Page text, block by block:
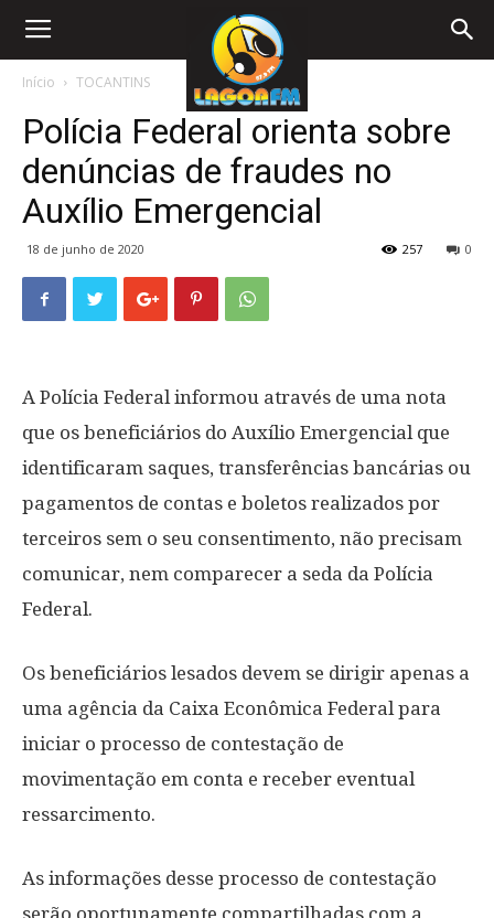
Início TOCANTINS
Polícia Federal orienta sobre
denúncias de fraudes no
Auxílio Emergencial
18 de junho de 2020 0
257
A Polícia Federal informou através de uma nota
que os beneficiários do Auxílio Emergencial que
identificaram saques, transferências bancárias ou
pagamentos de contas e boletos realizados por
terceiros sem o seu consentimento, não precisam
comunicar, nem comparecer a seda da Polícia
Federal.
Os beneficiários lesados devem se dirigir apenas a
uma agência da Caixa Econômica Federal para
iniciar o processo de contestação de
movimentação em conta e receber eventual
ressarcimento.
As informações desse processo de contestação
serão oportunamente compartilhadas com a